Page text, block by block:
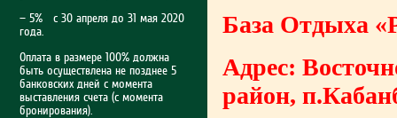
— 5% с 30 апреля до 31 мая 2020
года.
Оплата в размере 100% должна
быть осуществлена не позднее 5
банковских дней с момента
выставления счета (с момента
бронирования).
База Отдыха
Адрес:
район,